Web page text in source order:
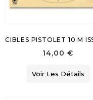
CIBLES PISTOLET 10 M
14,00 €
Voir Les Détails